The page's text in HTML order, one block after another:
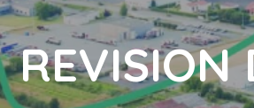
REVISION